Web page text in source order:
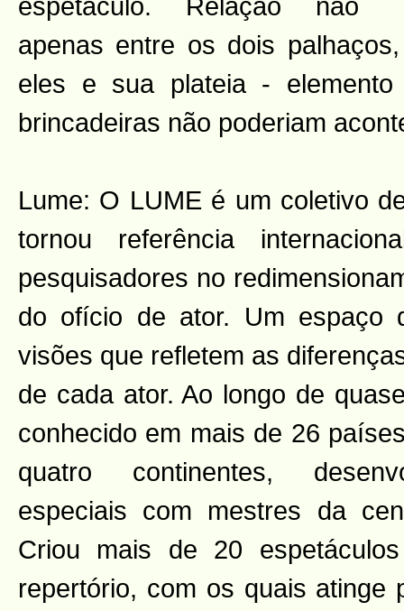
apenas entre os dois
eles e sua plateia -
brincadeiras não poderiam
Lume: O LUME é um coletivo
tornou referência
pesquisadores no
do ofício de ator. Um espaço
visões que refletem as
de cada ator. Ao longo de
conhecido em mais de 26
quatro continentes,
especiais com mestres da
Criou mais de 20
repertório, com os quais atinge